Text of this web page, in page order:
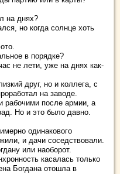
на днях?
но когда солнце хоть
в порядке?
не лети, уже на днях как-
друг, но и коллега, с
на заводе.
рабочими после армии, а
Но и это было давно.
одинакового
и дачи соседствовали.
или наоборот.
касалась только
Богдана отошла в